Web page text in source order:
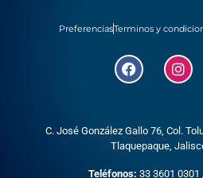
PreferenciasTerminos y
C. José González Gallo 76, Col.
Tlaquepaque,
Teléfonos: 33 3601 0301